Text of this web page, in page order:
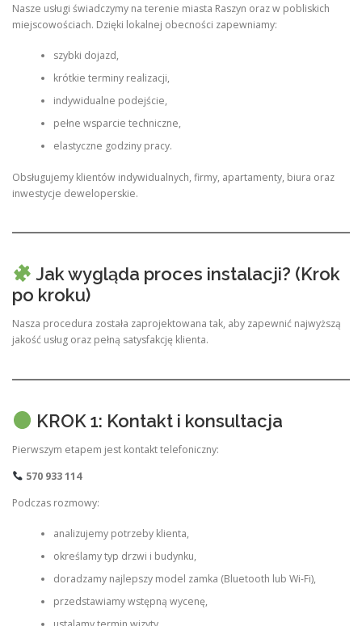
Nasze usługi świadczymy na terenie miasta Raszyn oraz w pobliskich
miejscowościach. Dzięki lokalnej obecności zapewniamy:
szybki dojazd,
krótkie terminy realizacji,
indywidualne podejście,
pełne wsparcie techniczne,
elastyczne godziny pracy.
Obsługujemy klientów indywidualnych, firmy, apartamenty, biura oraz
inwestycje deweloperskie.
Jak wygląda proces instalacji? (Krok
po kroku)
Nasza procedura została zaprojektowana tak, aby zapewnić najwyższą
jakość usług oraz pełną satysfakcję klienta.
KROK 1: Kontakt i konsultacja
Pierwszym etapem jest kontakt telefoniczny:
570 933 114
Podczas rozmowy:
analizujemy potrzeby klienta,
określamy typ drzwi i budynku,
doradzamy najlepszy model zamka (Bluetooth lub Wi-Fi),
przedstawiamy wstępną wycenę,